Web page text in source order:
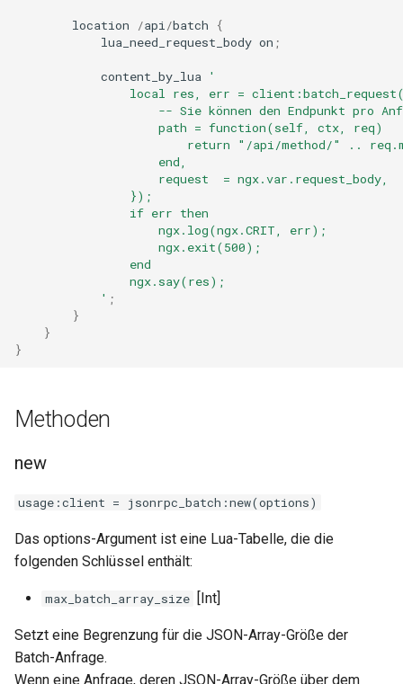
immutable
ipscrub
jpeg
js-challenge
json
jwt
location /api /batch
{
lua_need_request_body on ;
content_by_lua
'
local res, err =
-- Sie können den Endpunkt pro
                    path = function(self, ctx, req)
return "/api/method/" ..
                    end,
                    request  = ngx.var.request_body,
                });
                if err then
                    ngx.log(ngx.CRIT, err);
                    ngx.exit(500);
                end
                ngx.say(res);
            '
;
}
}
}
Methoden
new
usage:client = jsonrpc_batch:new(options)
Das options-Argument ist eine Lua-Tabelle, die die
folgenden Schlüssel enthält:
max_batch_array_size [Int]
Setzt eine Begrenzung für die JSON-Array-Größe der
Batch-Anfrage.
Wenn eine Anfrage, deren JSON-Array-Größe über dem